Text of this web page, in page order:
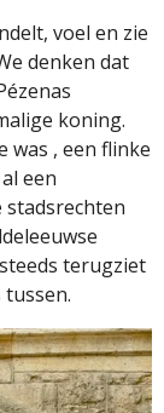
voel en zie
denken dat
koning.
was , een flinke
een
terugziet